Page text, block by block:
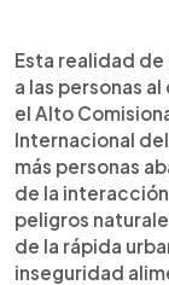
Esta realidad
a las personas
el Alto
Internacional
más personas
de la
peligros
de la rápida
inseguridad